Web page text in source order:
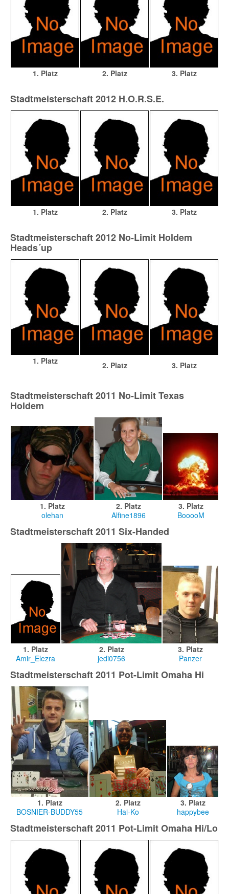
1. Platz 2. Platz 3. Platz
Stadtmeisterschaft 2012 H.O.R.S.E.
1. Platz 2. Platz 3. Platz
Stadtmeisterschaft 2012 No-Limit Holdem
Heads´up
1. Platz 2. Platz 3. Platz
Stadtmeisterschaft 2011 No-Limit Texas
Holdem
1. Platz
olehan
2. Platz
Alfine1896
3. Platz
BooooM
Stadtmeisterschaft 2011 Six-Handed
1. Platz
Amir_Elezra
2. Platz
jedi0756
3. Platz
Panzer
Stadtmeisterschaft 2011 Pot-Limit Omaha Hi
1. Platz
BOSNIER-BUDDY55
2. Platz
Hai-Ko
3. Platz
happybee
Stadtmeisterschaft 2011 Pot-Limit Omaha Hi/Lo